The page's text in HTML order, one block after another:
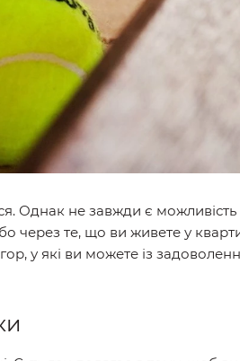
Однак не завжди є можливість
через те, що ви живете у
у які ви можете із